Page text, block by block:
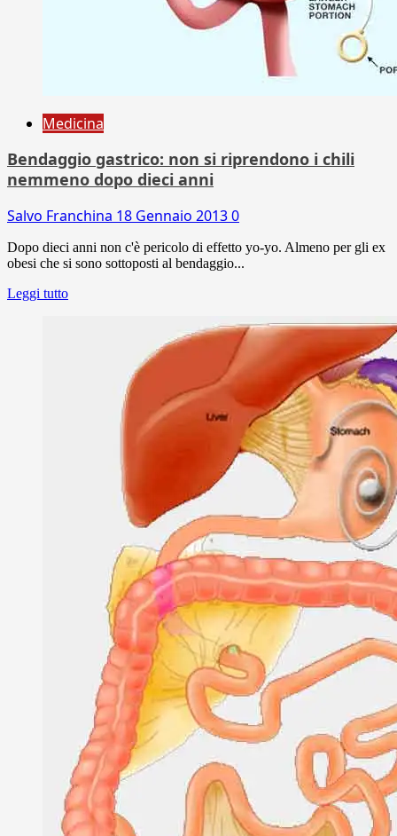
Medicina
Bendaggio gastrico: non si riprendono i chili
nemmeno dopo dieci anni
Salvo Franchina 18 Gennaio 20130
Dopo dieci anni non c'è pericolo di effetto yo-yo. Almeno per gli ex
obesi che si sono sottoposti al bendaggio...
Leggi tutto